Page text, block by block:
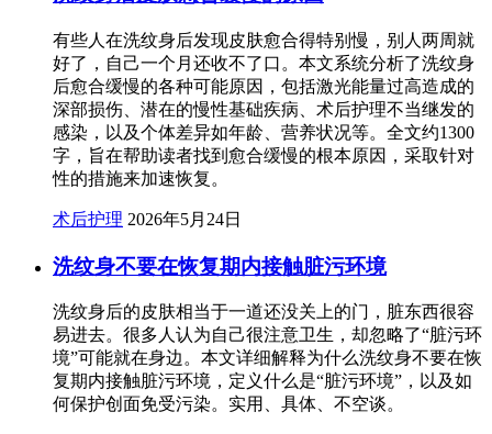
有些人在洗纹身后发现皮肤愈合得特别慢，别人两周就
好了，自己一个月还收不了口。本文系统分析了洗纹身
后愈合缓慢的各种可能原因，包括激光能量过高造成的
深部损伤、潜在的慢性基础疾病、术后护理不当继发的
感染，以及个体差异如年龄、营养状况等。全文约1300
字，旨在帮助读者找到愈合缓慢的根本原因，采取针对
性的措施来加速恢复。
术后护理 2026年5月24日
洗纹身不要在恢复期内接触脏污环境
洗纹身后的皮肤相当于一道还没关上的门，脏东西很容
易进去。很多人认为自己很注意卫生，却忽略了“脏污环
境”可能就在身边。本文详细解释为什么洗纹身不要在恢
复期内接触脏污环境，定义什么是“脏污环境”，以及如
何保护创面免受污染。实用、具体、不空谈。